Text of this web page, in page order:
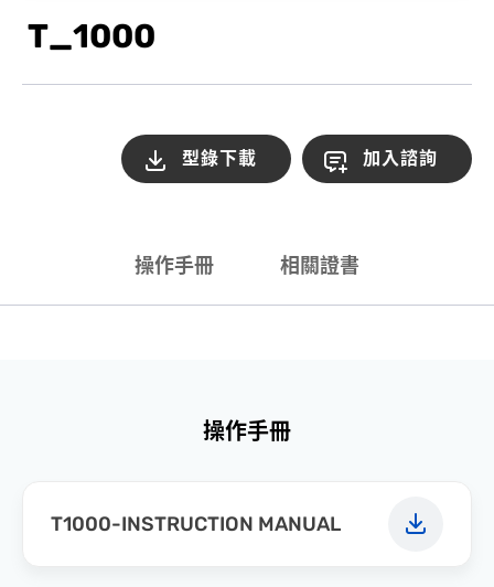
T_1000
型錄下載 加入諮詢
操作手冊 相關證書
操作手冊
T1000-INSTRUCTION MANUAL